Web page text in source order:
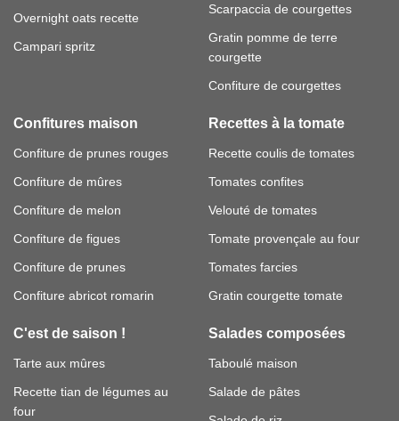
Overnight oats recette
Campari spritz
Scarpaccia de courgettes
Gratin pomme de terre
courgette
Confiture de courgettes
Confitures maison
Confiture de prunes rouges
Confiture de mûres
Confiture de melon
Confiture de figues
Confiture de prunes
Confiture abricot romarin
Recettes à la tomate
Recette coulis de tomates
Tomates confites
Velouté de tomates
Tomate provençale au four
Tomates farcies
Gratin courgette tomate
C'est de saison !
Tarte aux mûres
Recette tian de légumes au
four
Salades composées
Taboulé maison
Salade de pâtes